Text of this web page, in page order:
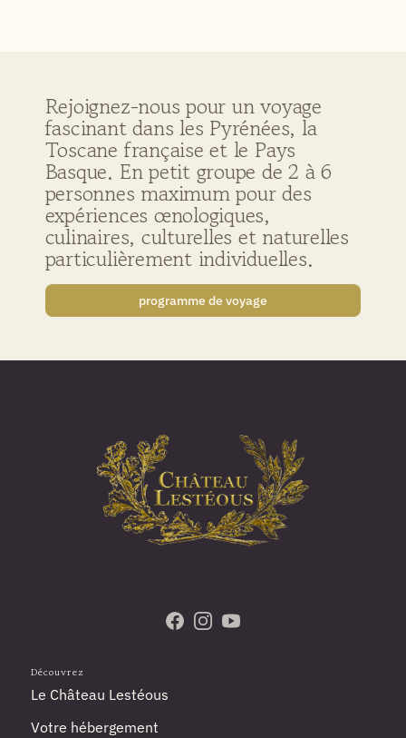
Rejoignez-nous pour un voyage
fascinant dans les Pyrénées, la
Toscane française et le Pays
Basque. En petit groupe de 2 à 6
personnes maximum pour des
expériences œnologiques,
culinaires, culturelles et naturelles
particulièrement individuelles.
programme de voyage
Rendez-nous visite sur Facebook
Suivez-nous sur Instagram
Abonnez-vous à notre
Découvrez
Le Château Lestéous
Votre hébergement